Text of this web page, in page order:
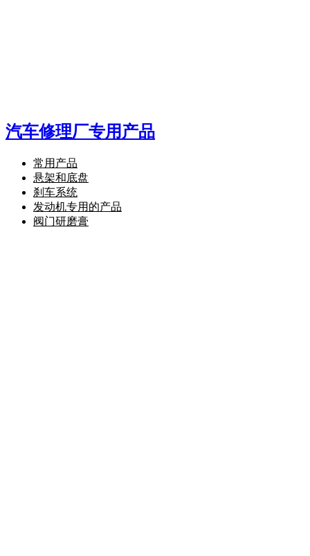
汽车修理厂专用产品
常用产品
悬架和底盘
刹车系统
发动机专用的产品
阀门研磨膏